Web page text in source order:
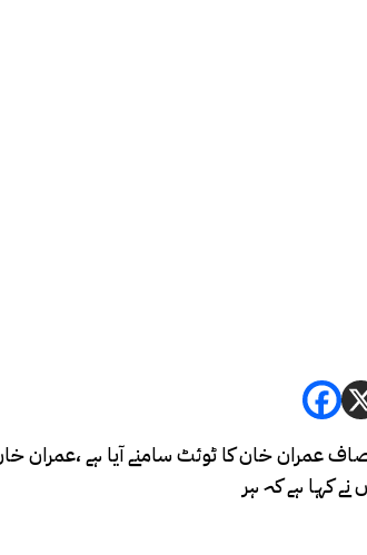
عمران خان کا ٹوئٹ سامنے آیا ہے
نے کہا ہے کہ ہر